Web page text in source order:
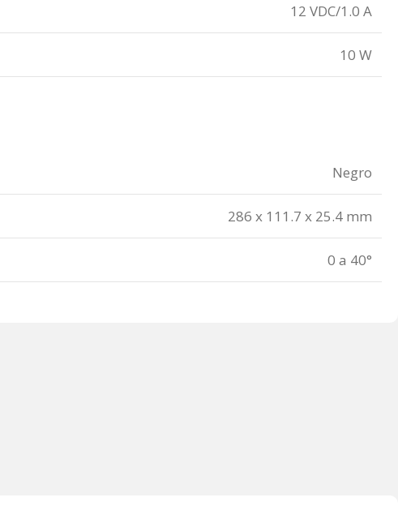
12 VDC/1.0 A
10 W
Negro
286 x 111.7 x 25.4 mm
0 a 40°